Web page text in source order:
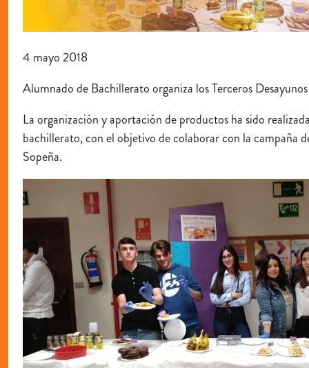
4 mayo 2018
Alumnado de Bachillerato organiza los Terceros
La organización y aportación de productos ha sido
bachillerato, con el objetivo de colaborar con la campaña
Sopeña.